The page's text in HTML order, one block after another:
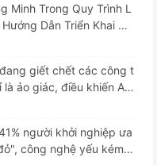
Minh Trong Quy Trình L
Dẫn Triển Khai Ho
Rãi Học AI166
giết chết các công t
là ảo giác, điều khiến AI
tham của bạn — Họ
người khởi nghiệp ưa
công nghệ yếu kém k